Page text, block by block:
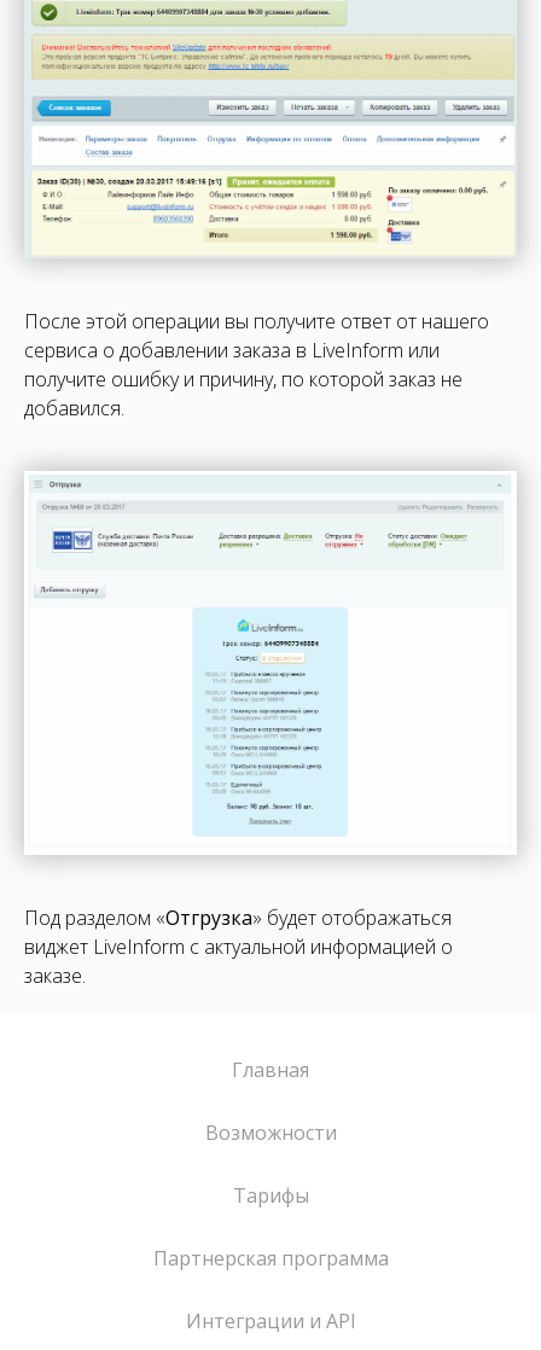
После этой операции вы получите ответ от нашего
сервиса о добавлении заказа в LiveInform или
получите ошибку и причину, по которой заказ не
добавился.
Под разделом «Отгрузка» будет отображаться
виджет LiveInform с актуальной информацией о
заказе.
Главная
Возможности
Тарифы
Партнерская программа
Интеграции и API